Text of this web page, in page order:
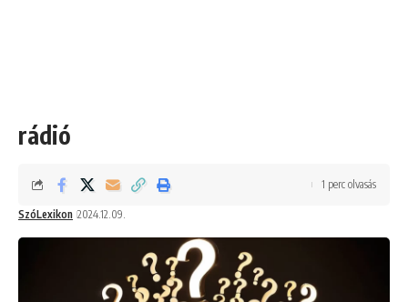
rádió
SzóLexikon 2024.12.09.
1 perc olvasás